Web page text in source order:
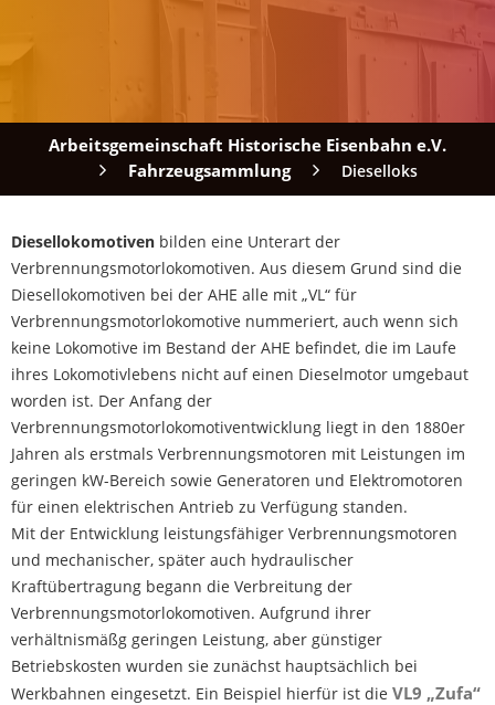
Arbeitsgemeinschaft Historische Eisenbahn e.V.
Fahrzeugsammlung
Dieselloks
Diesellokomotiven bilden eine Unterart der
Verbrennungsmotorlokomotiven. Aus diesem Grund sind die
Diesellokomotiven bei der AHE alle mit „VL“ für
Verbrennungsmotorlokomotive nummeriert, auch wenn sich
keine Lokomotive im Bestand der AHE befindet, die im Laufe
ihres Lokomotivlebens nicht auf einen Dieselmotor umgebaut
worden ist. Der Anfang der
Verbrennungsmotorlokomotiventwicklung liegt in den 1880er
Jahren als erstmals Verbrennungsmotoren mit Leistungen im
geringen kW-Bereich sowie Generatoren und Elektromotoren
für einen elektrischen Antrieb zu Verfügung standen.
Mit der Entwicklung leistungsfähiger Verbrennungsmotoren
und mechanischer, später auch hydraulischer
Kraftübertragung begann die Verbreitung der
Verbrennungsmotorlokomotiven. Aufgrund ihrer
verhältnismäßg geringen Leistung, aber günstiger
Betriebskosten wurden sie zunächst hauptsächlich bei
Werkbahnen eingesetzt. Ein Beispiel hierfür ist die VL9 „Zufa“